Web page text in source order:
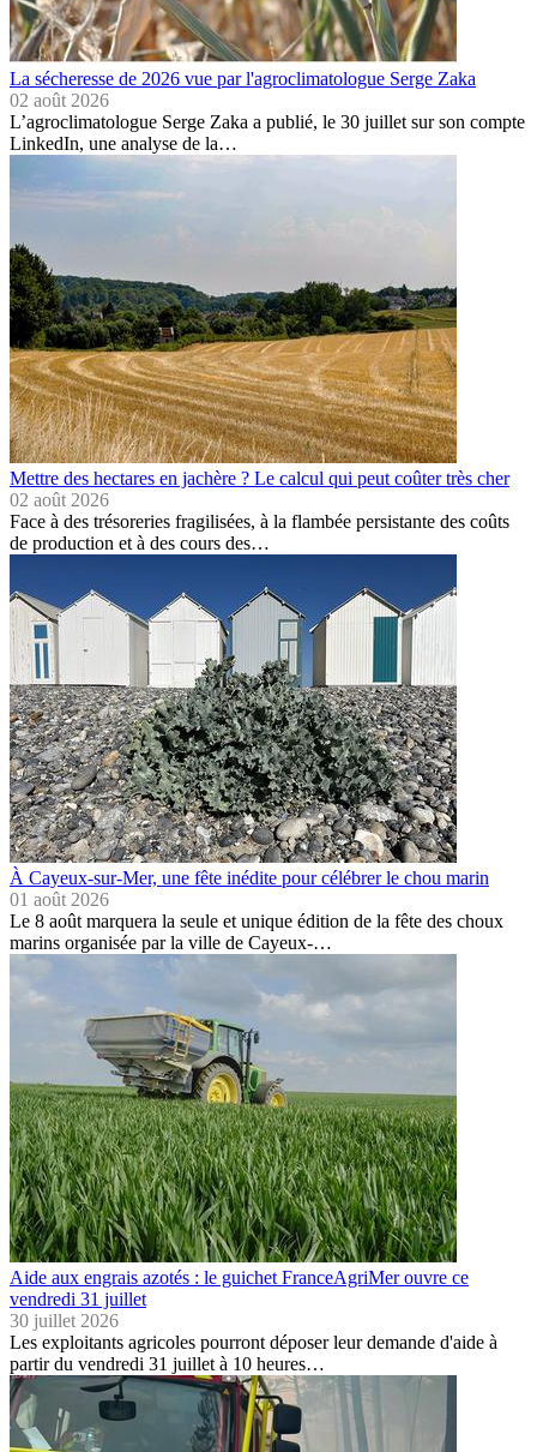
La sécheresse de 2026 vue par l'agroclimatologue Serge Zaka
02 août 2026
L’agroclimatologue Serge Zaka a publié, le 30 juillet sur son compte
LinkedIn, une analyse de la…
Mettre des hectares en jachère ? Le calcul qui peut coûter très cher
02 août 2026
Face à des trésoreries fragilisées, à la flambée persistante des coûts
de production et à des cours des…
À Cayeux-sur-Mer, une fête inédite pour célébrer le chou marin
01 août 2026
Le 8 août marquera la seule et unique édition de la fête des choux
marins organisée par la ville de Cayeux-…
Aide aux engrais azotés : le guichet FranceAgriMer ouvre ce
vendredi 31 juillet
30 juillet 2026
Les exploitants agricoles pourront déposer leur demande d'aide à
partir du vendredi 31 juillet à 10 heures…